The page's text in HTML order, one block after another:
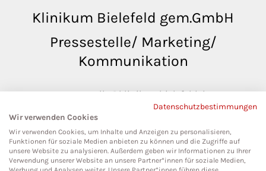
Klinikum Bielefeld gem.GmbH
Pressestelle/ Marketing/
Kommunikation
pressestelle@klinikumbielefeld.de
Teutoburger Str. 50
33604 Bielefeld
Datenschutzbestimmungen
Wir verwenden Cookies
Wir verwenden Cookies, um Inhalte und Anzeigen zu personalisieren,
Funktionen für soziale Medien anbieten zu können und die Zugriffe auf
unsere Website zu analysieren. Außerdem geben wir Informationen zu Ihrer
Verwendung unserer Website an unsere Partner*innen für soziale Medien,